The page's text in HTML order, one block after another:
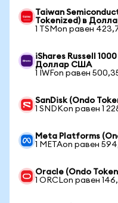
Taiwan
Tokenized) в
1 TSMon равен
iShares Russell
Доллар США
1 IWFon равен
SanDisk (Ondo
1 SNDKon равен 1
Meta Platforms
1 METAon равен
Oracle (Ondo
1 ORCLon равен